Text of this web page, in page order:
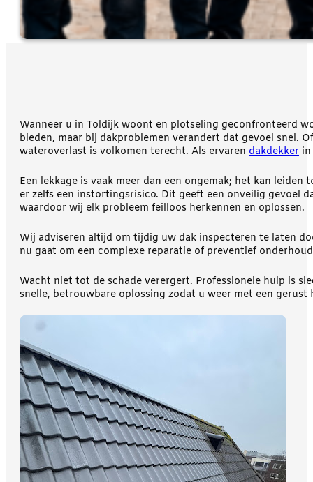
Wanneer u in Toldijk woont en plotseling geconfronteerd
bieden, maar bij dakproblemen verandert dat gevoel snel.
wateroverlast is volkomen terecht. Als ervaren dakdekker
Een lekkage is vaak meer dan een ongemak; het kan
er zelfs een instortingsrisico. Dit geeft een onveilig gevoel
waardoor wij elk probleem feilloos herkennen en oplossen.
Wij adviseren altijd om tijdig uw dak inspecteren te laten
nu gaat om een complexe reparatie of preventief
Wacht niet tot de schade verergert. Professionele hulp is
snelle, betrouwbare oplossing zodat u weer met een